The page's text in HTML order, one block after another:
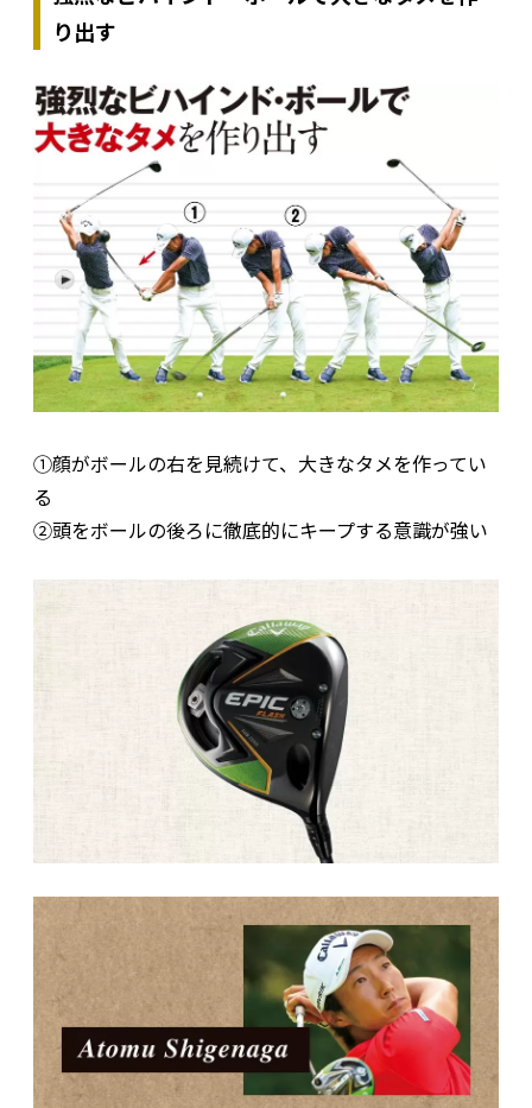
り出す
①顔がボールの右を見続けて、大きなタメを作ってい
る
②頭をボールの後ろに徹底的にキープする意識が強い